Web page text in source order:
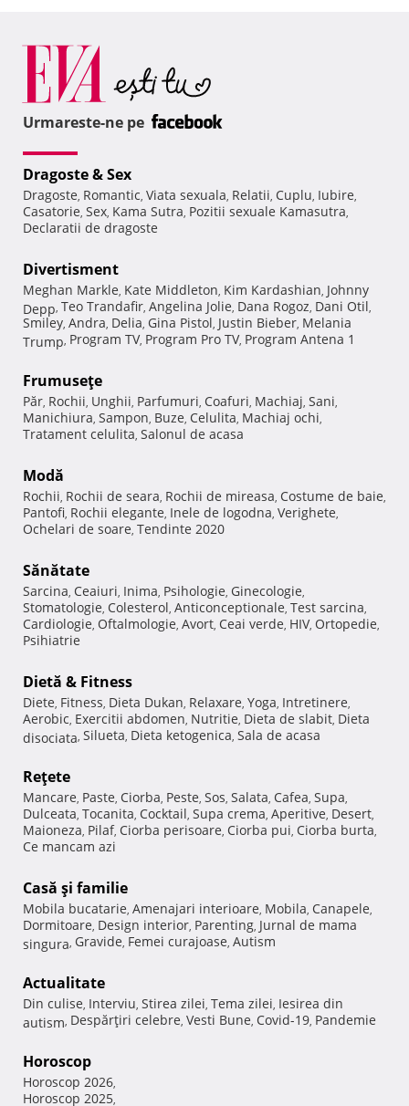
Urmareste-ne pe
Dragoste & Sex
Dragoste, Romantic, Viata sexuala, Relatii, Cuplu, Iubire,
Casatorie, Sex, Kama Sutra, Pozitii sexuale Kamasutra,
Declaratii de dragoste
Divertisment
Meghan Markle, Kate Middleton, Kim Kardashian, Johnny
Depp, Teo Trandafir, Angelina Jolie, Dana Rogoz, Dani Otil,
Smiley, Andra, Delia, Gina Pistol, Justin Bieber, Melania
Trump, Program TV, Program Pro TV, Program Antena 1
Frumuseţe
Păr, Rochii, Unghii, Parfumuri, Coafuri, Machiaj, Sani,
Manichiura, Sampon, Buze, Celulita, Machiaj ochi,
Tratament celulita, Salonul de acasa
Modă
Rochii, Rochii de seara, Rochii de mireasa, Costume de baie,
Pantofi, Rochii elegante, Inele de logodna, Verighete,
Ochelari de soare, Tendinte 2020
Sănătate
Sarcina, Ceaiuri, Inima, Psihologie, Ginecologie,
Stomatologie, Colesterol, Anticonceptionale, Test sarcina,
Cardiologie, Oftalmologie, Avort, Ceai verde, HIV, Ortopedie,
Psihiatrie
Dietă & Fitness
Diete, Fitness, Dieta Dukan, Relaxare, Yoga, Intretinere,
Aerobic, Exercitii abdomen, Nutritie, Dieta de slabit, Dieta
disociata, Silueta, Dieta ketogenica, Sala de acasa
Reţete
Mancare, Paste, Ciorba, Peste, Sos, Salata, Cafea, Supa,
Dulceata, Tocanita, Cocktail, Supa crema, Aperitive, Desert,
Maioneza, Pilaf, Ciorba perisoare, Ciorba pui, Ciorba burta,
Ce mancam azi
Casă şi familie
Mobila bucatarie, Amenajari interioare, Mobila, Canapele,
Dormitoare, Design interior, Parenting, Jurnal de mama
singura, Gravide, Femei curajoase, Autism
Actualitate
Din culise, Interviu, Stirea zilei, Tema zilei, Iesirea din
autism, Despărţiri celebre, Vesti Bune, Covid-19, Pandemie
Horoscop
Horoscop 2026,
Horoscop 2025,